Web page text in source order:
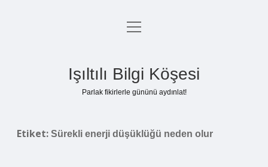
Anasayfa
Yasal Uyarı
menüyü
Işıltılı Bilgi Köşesi
Parlak fikirlerle gününü aydınlat!
Etiket: Sürekli enerji düşüklüğü neden olur